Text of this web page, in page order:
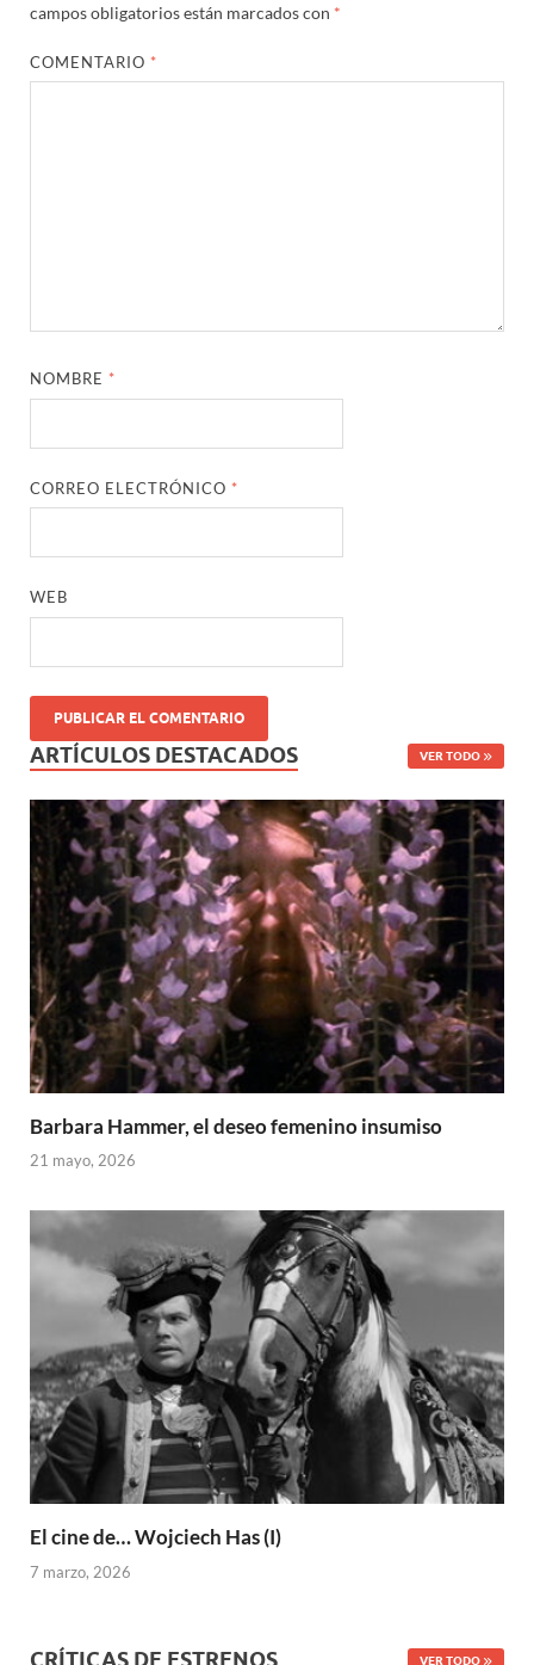
campos obligatorios están marcados con *
COMENTARIO *
NOMBRE *
CORREO ELECTRÓNICO *
WEB
ARTÍCULOS DESTACADOS VER TODO
Barbara Hammer, el deseo femenino insumiso
21 mayo, 2026
El cine de… Wojciech Has (I)
7 marzo, 2026
CRÍTICAS DE ESTRENOS VER TODO